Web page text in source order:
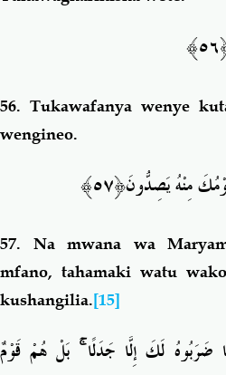
56. Tukawafanya wenye
wengineo.
مِنْهُ يَصِدُّونَ﴿٥٧﴾
57. Na mwana wa
mfano, tahamaki watu
kushangilia.[15]
ضَرَبُوهُ لَكَ إِلَّا جَدَلًاۚ بَلْ هُمْ قَوْمٌ